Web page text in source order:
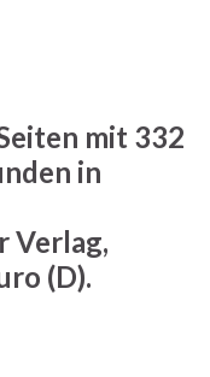
mit 332
in
Verlag,
(D).